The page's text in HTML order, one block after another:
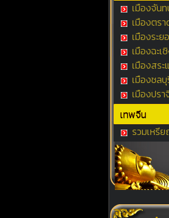
เมืองจัน
เมืองตรา
เมืองระย
เมืองฉะเ
เมืองสระ
เมืองชลบุ
เมืองปร
เทพจีน
รวมเหรี